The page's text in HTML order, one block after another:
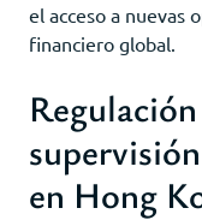
el acceso a nuevas
financiero global.
en Hong